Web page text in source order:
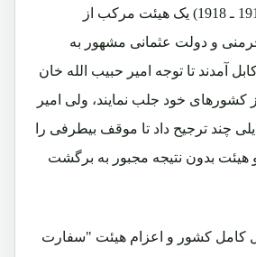
جنگ عمومی اول(1914 ـ 1918) یک هیئت مرکب از
و دولت عثمانی مشهور به
آمدند تا توجه امیر حبیب الله خان
کشورهای خود جلب نمایند، ولی امیر
چند ترجیح داد تا موقف بیطرفی را
هیئت بدون نتیجه مجبور به برگشت
کامل کشور و اعزام هیئت "سفارت